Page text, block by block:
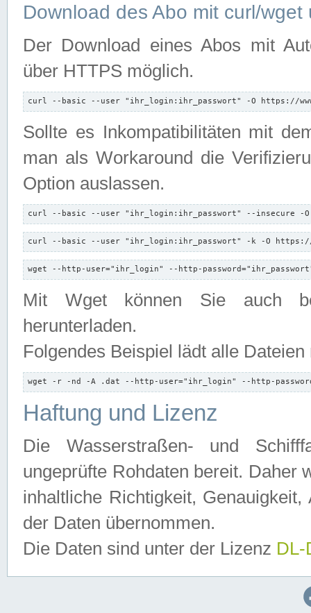
Download des Abo mit curl/
Der Download eines Abos mit
über HTTPS möglich.
curl --basic --user "ihr_login:ihr_passwort" -O https://
Sollte es Inkompatibilitäten mit
man als Workaround die
Option auslassen.
curl --basic --user "ihr_login:ihr_passwort" --insecure -
curl --basic --user "ihr_login:ihr_passwort" -k -O https://
wget --http-user="ihr_login" --http-
Mit Wget können Sie auch
herunterladen.
Folgendes Beispiel lädt alle
wget -r -nd -A .dat --http-user="ihr_login" --http-
Haftung und Lizenz
Die Wasserstraßen- und
ungeprüfte Rohdaten bereit. Daher
inhaltliche Richtigkeit,
der Daten übernommen.
Die Daten sind unter der Lizenz